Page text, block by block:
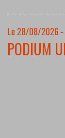
Le 28/08/2026 -
PODIUM